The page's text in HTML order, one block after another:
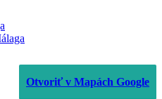
Otvoriť v Mapách Google